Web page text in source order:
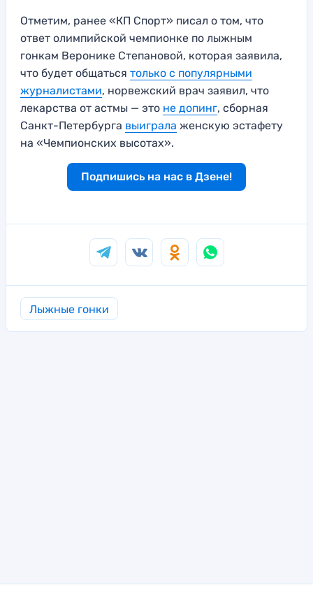
Отметим, ранее «КП Спорт» писал о том, что
ответ олимпийской чемпионке по лыжным
гонкам Веронике Степановой, которая заявила,
что будет общаться только с популярными
журналистами, норвежский врач заявил, что
лекарства от астмы — это не допинг, сборная
Санкт-Петербурга выиграла женскую эстафету
на «Чемпионских высотах».
Подпишись на нас в Дзене!
Лыжные гонки